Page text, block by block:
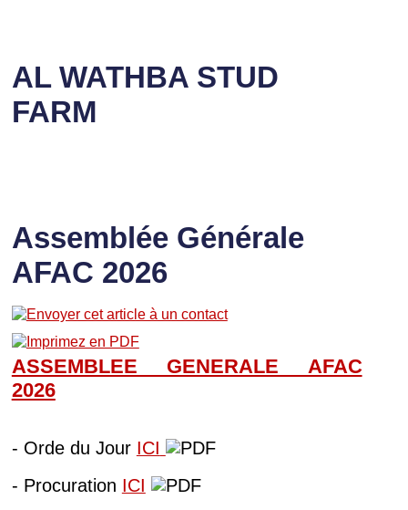
AL WATHBA STUD
FARM
Assemblée Générale
AFAC 2026
ASSEMBLEE GENERALE AFAC
2026
- Orde du Jour ICI
- Procuration ICI